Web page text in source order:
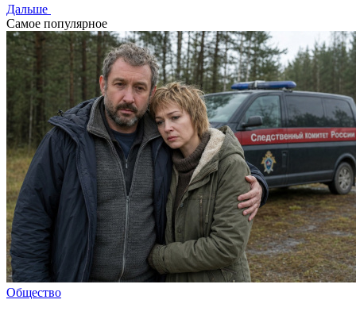
Дальше
Самое популярное
Общество